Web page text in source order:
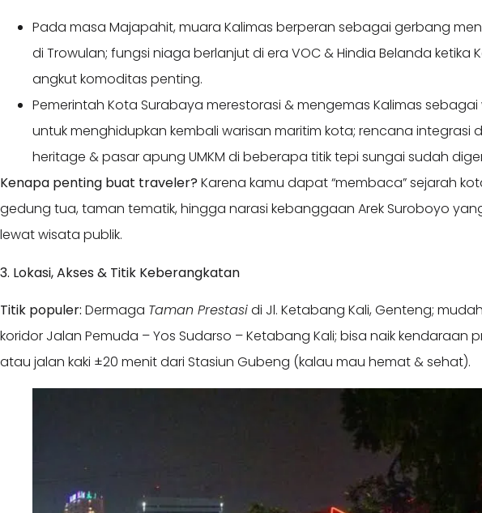
Pada masa Majapahit, muara Kalimas berperan sebagai gerbang
di Trowulan; fungsi niaga berlanjut di era VOC & Hindia Belanda ketika
angkut komoditas penting.
Pemerintah Kota Surabaya merestorasi & mengemas Kalimas
untuk menghidupkan kembali warisan maritim kota; rencana integrasi
heritage & pasar apung UMKM di beberapa titik tepi sungai sudah
Kenapa penting buat traveler? Karena kamu dapat “membaca” sejarah
gedung tua, taman tematik, hingga narasi kebanggaan Arek Suroboyo
lewat wisata publik.
3. Lokasi, Akses & Titik Keberangkatan
Titik populer: Dermaga Taman Prestasidi Jl. Ketabang Kali, Genteng;
koridor Jalan Pemuda – Yos Sudarso – Ketabang Kali; bisa naik kendaraan
atau jalan kaki ±20 menit dari Stasiun Gubeng (kalau mau hemat & sehat).